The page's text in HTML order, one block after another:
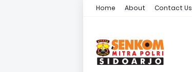
Home About Contact Us